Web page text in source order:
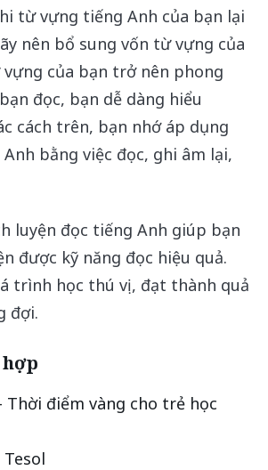
từ vựng tiếng Anh của bạn lại
nên bổ sung vốn từ vựng của
của bạn trở nên phong
đọc, bạn dễ dàng hiểu
cách trên, bạn nhớ áp dụng
bằng việc đọc, ghi âm lại,
luyện đọc tiếng Anh giúp bạn
được kỹ năng đọc hiệu quả.
trình học thú vị, đạt thành quả
đợi.
Thời điểm vàng cho trẻ học